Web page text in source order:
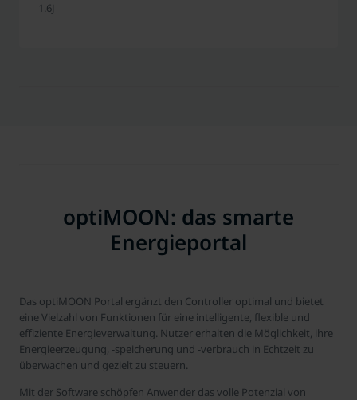
1.6J
optiMOON: das smarte
Energieportal
Das optiMOON Portal ergänzt den Controller optimal und bietet
eine Vielzahl von Funktionen für eine intelligente, flexible und
effiziente Energieverwaltung. Nutzer erhalten die Möglichkeit, ihre
Energieerzeugung, -speicherung und -verbrauch in Echtzeit zu
überwachen und gezielt zu steuern.
Mit der Software schöpfen Anwender das volle Potenzial von